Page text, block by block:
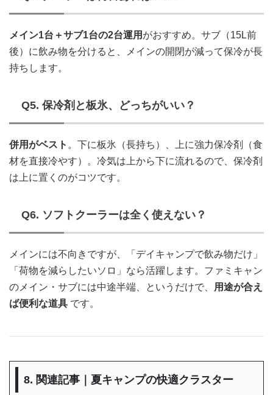
メイン1台＋サブ1台の2台運用 がおすすめ。サブ（15L前
後）に飲み物を分けると、メインの開閉が減って保冷が長
持ちします。
Q5. 保冷剤と板氷、どっちがいい？
併用がベスト 。下に板氷（長持ち）、上に強力保冷剤（食
材を直接冷やす）。冷気は上から下に流れるので、保冷剤
は上に置くのがコツです。
Q6. ソフトクーラーは全く使えない？
メインには不向きですが、「デイキャンプで飲み物だけ」
「荷物を減らしたいソロ」なら活躍します。ファミキャン
のメイン・サブには中途半端、というだけで、
用途が合え
ば便利な道具 です。
8. 関連記事｜夏キャンプの快適クラスター